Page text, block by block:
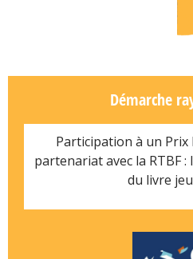
Démarche
Participation à un
partenariat avec la RTBF :
du livre